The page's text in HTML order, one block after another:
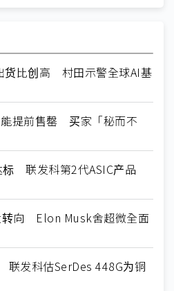
货比创高 村田示警全球AI基
提前售罄 买家「秘而不
标 联发科第2代ASIC产品
转向 Elon Musk舍超微全面
发科估SerDes 448G为铜